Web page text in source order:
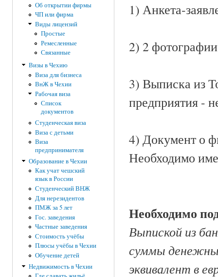
Об открытии фирмы
ЧП или фирма
Виды лицензий
Простые
Ремесленные
Связанные
Визы в Чехию
Виза для бизнеса
ВнЖ в Чехии
Рабочая виза
Список
документов
Студенческая виза
Виза с детьми
Виза
предпринимателя
Образование в Чехии
Как учат чешский
язык в России
Студенческий ВНЖ
Для нерезидентов
ПМЖ за 5 лет
Гос. заведения
Частные заведения
Стоимость учёбы
Плюсы учёбы в Чехии
Обучение детей
Недвижимость в Чехии
1) Анкета-
2) 2
3) Выписка из
предприятия -
4) Документ о
Необходимо
Необходимо
Выпиской из
суммы
эквивалент в